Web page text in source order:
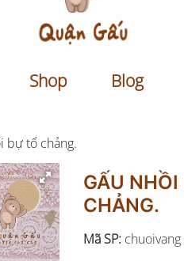
Shop Blog
bự tổ chảng.
GẤU
CHẢNG.
Mã SP: chuoivang